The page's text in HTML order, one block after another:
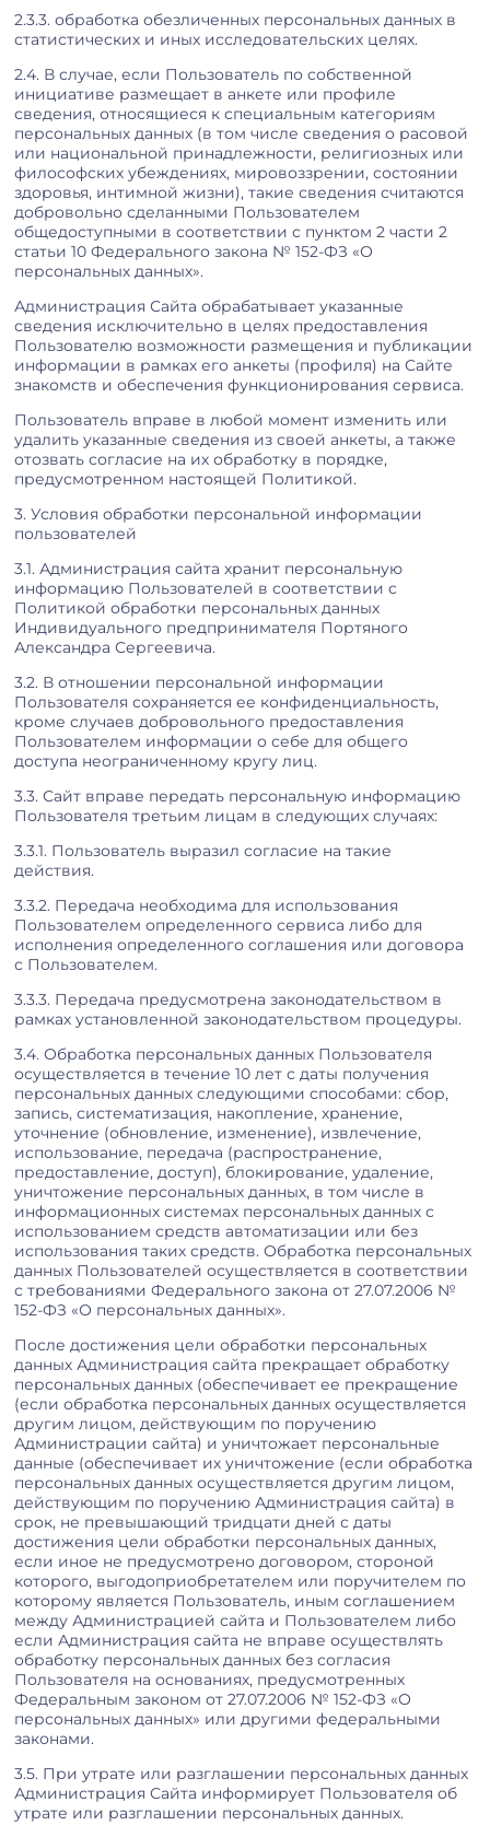
2.3.3. обработка обезличенных персональных данных в
статистических и иных исследовательских целях.
2.4. В случае, если Пользователь по собственной
инициативе размещает в анкете или профиле
сведения, относящиеся к специальным категориям
персональных данных (в том числе сведения о расовой
или национальной принадлежности, религиозных или
философских убеждениях, мировоззрении, состоянии
здоровья, интимной жизни), такие сведения считаются
добровольно сделанными Пользователем
общедоступными в соответствии с пунктом 2 части 2
статьи 10 Федерального закона № 152-ФЗ «О
персональных данных».
Администрация Сайта обрабатывает указанные
сведения исключительно в целях предоставления
Пользователю возможности размещения и публикации
информации в рамках его анкеты (профиля) на Сайте
знакомств и обеспечения функционирования сервиса.
Пользователь вправе в любой момент изменить или
удалить указанные сведения из своей анкеты, а также
отозвать согласие на их обработку в порядке,
предусмотренном настоящей Политикой.
3. Условия обработки персональной информации
пользователей
3.1. Администрация сайта хранит персональную
информацию Пользователей в соответствии с
Политикой обработки персональных данных
Индивидуального предпринимателя Портяного
Александра Сергеевича.
3.2. В отношении персональной информации
Пользователя сохраняется ее конфиденциальность,
кроме случаев добровольного предоставления
Пользователем информации о себе для общего
доступа неограниченному кругу лиц.
3.3. Сайт вправе передать персональную информацию
Пользователя третьим лицам в следующих случаях:
3.3.1. Пользователь выразил согласие на такие
действия.
3.3.2. Передача необходима для использования
Пользователем определенного сервиса либо для
исполнения определенного соглашения или договора
с Пользователем.
3.3.3. Передача предусмотрена законодательством в
рамках установленной законодательством процедуры.
3.4. Обработка персональных данных Пользователя
осуществляется в течение 10 лет с даты получения
персональных данных следующими способами: сбор,
запись, систематизация, накопление, хранение,
уточнение (обновление, изменение), извлечение,
использование, передача (распространение,
предоставление, доступ), блокирование, удаление,
уничтожение персональных данных, в том числе в
информационных системах персональных данных с
использованием средств автоматизации или без
использования таких средств. Обработка персональных
данных Пользователей осуществляется в соответствии
с требованиями Федерального закона от 27.07.2006 №
152-ФЗ «О персональных данных».
После достижения цели обработки персональных
данных Администрация сайта прекращает обработку
персональных данных (обеспечивает ее прекращение
(если обработка персональных данных осуществляется
другим лицом, действующим по поручению
Администрации сайта) и уничтожает персональные
данные (обеспечивает их уничтожение (если обработка
персональных данных осуществляется другим лицом,
действующим по поручению Администрация сайта) в
срок, не превышающий тридцати дней с даты
достижения цели обработки персональных данных,
если иное не предусмотрено договором, стороной
которого, выгодоприобретателем или поручителем по
которому является Пользователь, иным соглашением
между Администрацией сайта и Пользователем либо
если Администрация сайта не вправе осуществлять
обработку персональных данных без согласия
Пользователя на основаниях, предусмотренных
Федеральным законом от 27.07.2006 № 152-ФЗ «О
персональных данных» или другими федеральными
законами.
3.5. При утрате или разглашении персональных данных
Администрация Сайта информирует Пользователя об
утрате или разглашении персональных данных.